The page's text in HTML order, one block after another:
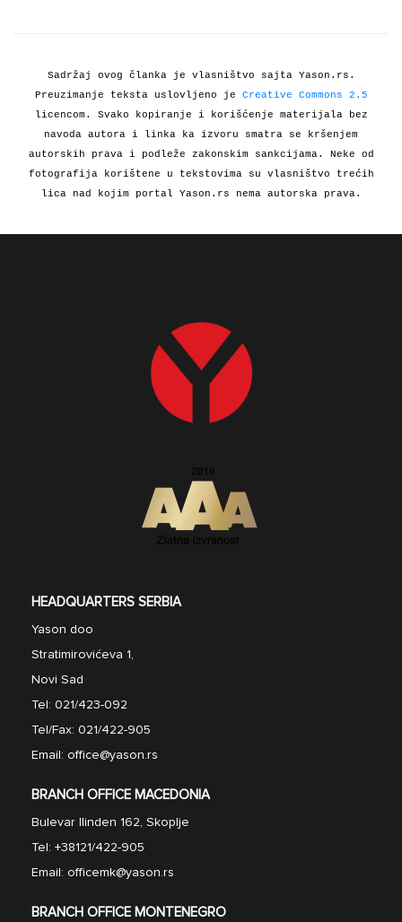
Sadržaj ovog članka je vlasništvo sajta Yason.rs.
Preuzimanje teksta uslovljeno je Creative Commons 2.5
licencom. Svako kopiranje i korišćenje materijala bez
navoda autora i linka ka izvoru smatra se kršenjem
autorskih prava i podleže zakonskim sankcijama. Neke od
fotografija korištene u tekstovima su vlasništvo trećih
lica nad kojim portal Yason.rs nema autorska prava.
HEADQUARTERS SERBIA
Yason doo
Stratimirovićeva 1,
Novi Sad
Tel: 021/423-092
Tel/Fax: 021/422-905
Email: office@yason.rs
BRANCH OFFICE MACEDONIA
Bulevar Ilinden 162, Skoplje
Tel: +38121/422-905
Email: officemk@yason.rs
BRANCH OFFICE MONTENEGRO